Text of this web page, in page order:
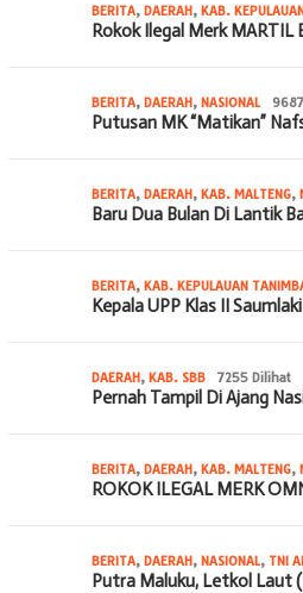
BERITA, DAERAH, KAB.
Rokok Ilegal Merk
BERITA, DAERAH, NASIONAL
Putusan MK “Matikan”
BERITA, DAERAH, KAB. MALTENG,
Baru Dua Bulan Di Lantik
BERITA, KAB. KEPULAUAN
Kepala UPP Klas II
DAERAH, KAB. SBB 7255 Dilihat
Pernah Tampil Di Ajang
BERITA, DAERAH, KAB. MALTENG,
ROKOK ILEGAL MERK
BERITA, DAERAH, NASIONAL, TNI
Putra Maluku, Letkol Laut